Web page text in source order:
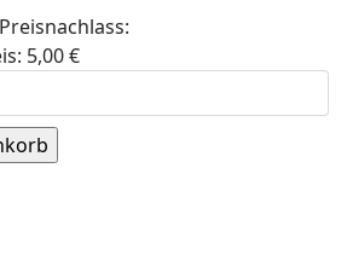
5,00 €